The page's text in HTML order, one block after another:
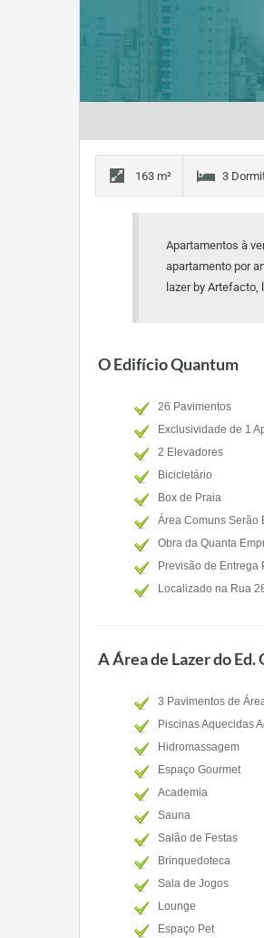
163 m² 3
Apartamentos à
apartamento por
lazer by Artefacto,
O Edifício Quantum
26 Pavimentos
Exclusividade de 1
2 Elevadores
Bicicletário
Box de Praia
Área Comuns Serão
Obra da Quanta
Previsão de Entrega
Localizado na Rua
A Área de Lazer do Ed.
3 Pavimentos de
Piscinas Aquecidas
Hidromassagem
Espaço Gourmet
Academia
Sauna
Salão de Festas
Brinquedoteca
Sala de Jogos
Lounge
Espaço Pet